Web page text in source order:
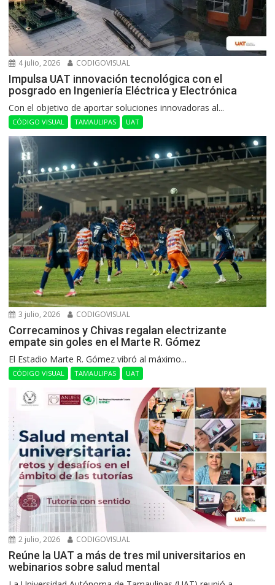
4 julio, 2026 CODIGOVISUAL
Impulsa UAT innovación tecnológica con el
posgrado en Ingeniería Eléctrica y Electrónica
Con el objetivo de aportar soluciones innovadoras al...
CÓDIGO VISUAL TAMAULIPAS UAT
3 julio, 2026 CODIGOVISUAL
Correcaminos y Chivas regalan electrizante
empate sin goles en el Marte R. Gómez
El Estadio Marte R. Gómez vibró al máximo...
CÓDIGO VISUAL TAMAULIPAS UAT
2 julio, 2026 CODIGOVISUAL
Reúne la UAT a más de tres mil universitarios en
webinarios sobre salud mental